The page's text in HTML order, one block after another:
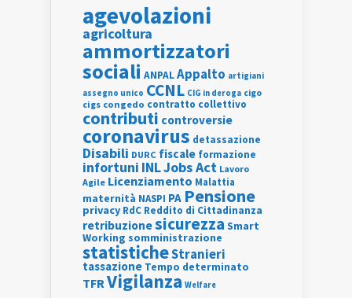
agevolazioni
agricoltura
ammortizzatori
sociali ANPALAppalto artigiani
assegno unico CCNL CIG in deroga cigo
cigs congedo contratto collettivo
contributi controversie
coronavirus detassazione
Disabili DURC fiscale formazione
infortuni INLJobs Act Lavoro
Agile Licenziamento Malattia
maternità NASPI PA Pensione
privacy RdC Reddito di Cittadinanza
retribuzionesicurezza Smart
Working somministrazione
statisticheStranieri
tassazione Tempo determinato
TFRVigilanza Welfare